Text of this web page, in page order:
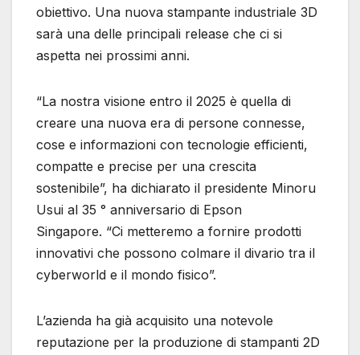
obiettivo. Una nuova stampante industriale 3D
sarà una delle principali release che ci si
aspetta nei prossimi anni.
“La nostra visione entro il 2025 è quella di
creare una nuova era di persone connesse,
cose e informazioni con tecnologie efficienti,
compatte e precise per una crescita
sostenibile”, ha dichiarato il presidente Minoru
Usui al 35 ° anniversario di Epson
Singapore. “Ci metteremo a fornire prodotti
innovativi che possono colmare il divario tra il
cyberworld e il mondo fisico”.
L’azienda ha già acquisito una notevole
reputazione per la produzione di stampanti 2D